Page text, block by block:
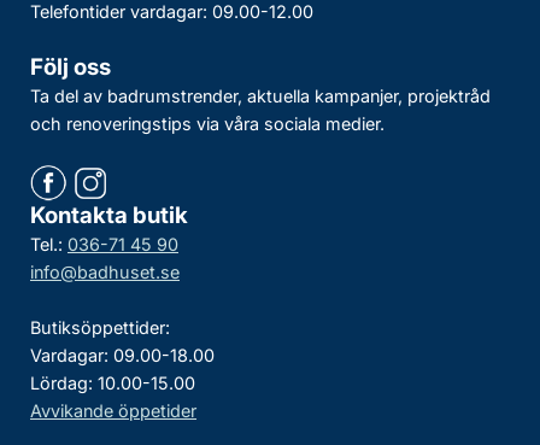
Telefontider vardagar: 09.00-12.00
Följ oss
Ta del av badrumstrender, aktuella kampanjer, projektråd
och renoveringstips via våra sociala medier.
Kontakta butik
Tel.: 036-71 45 90
info@badhuset.se
Butiksöppettider:
Vardagar: 09.00-18.00
Lördag: 10.00-15.00
Avvikande öppetider